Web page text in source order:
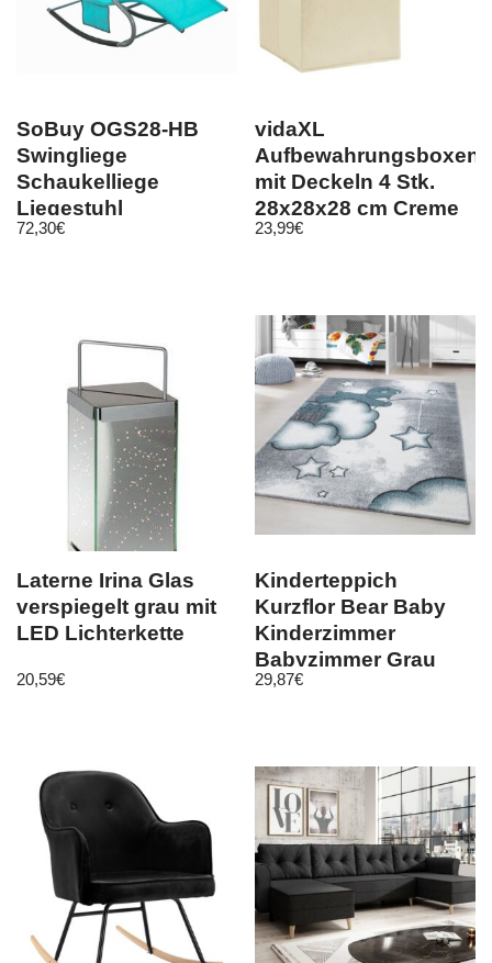
SoBuy OGS28-HB
Swingliege
Schaukelliege
Liegestuhl
Gartenliege mit
72,30€
vidaXL
Aufbewahrungsboxen
mit Deckeln 4 Stk.
28x28x28 cm Creme
23,99€
Laterne Irina Glas
verspiegelt grau mit
LED Lichterkette
20,59€
Kinderteppich
Kurzflor Bear Baby
Kinderzimmer
Babyzimmer Grau
Weiss Blue Meliert
29,87€